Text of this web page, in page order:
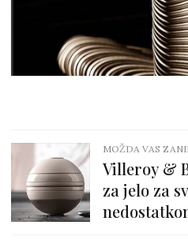
MOŽDA VAS
Villeroy &
za jelo za